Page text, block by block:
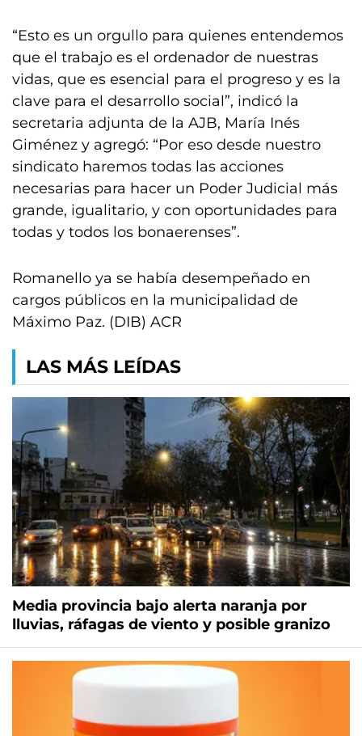
“Esto es un orgullo para quienes entendemos
que el trabajo es el ordenador de nuestras
vidas, que es esencial para el progreso y es la
clave para el desarrollo social”, indicó la
secretaria adjunta de la AJB, María Inés
Giménez y agregó: “Por eso desde nuestro
sindicato haremos todas las acciones
necesarias para hacer un Poder Judicial más
grande, igualitario, y con oportunidades para
todas y todos los bonaerenses”.
Romanello ya se había desempeñado en
cargos públicos en la municipalidad de
Máximo Paz. (DIB) ACR
LAS MÁS LEÍDAS
Media provincia bajo alerta naranja por
lluvias, ráfagas de viento y posible granizo